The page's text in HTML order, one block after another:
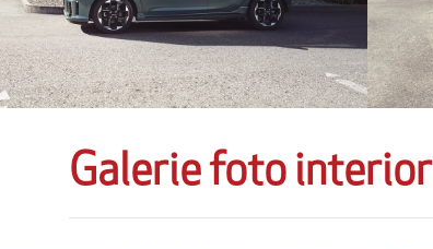
Galerie foto interior